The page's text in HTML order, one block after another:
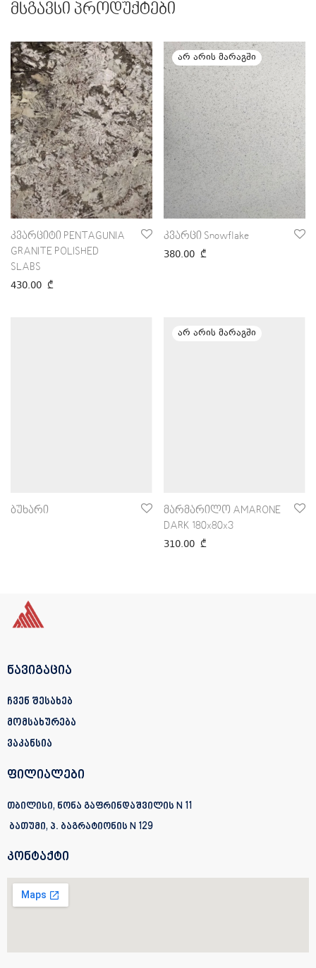
მსგავსი პროდუქტები
კვარციტი PENTAGUNIA
GRANITE POLISHED
SLABS
430.00 ₾
კვარცი Snowflake
380.00 ₾
ბუხარი
მარმარილო AMARONE
DARK 180x80x3
310.00 ₾
ნავიგაცია
ჩვენ შესახებ
მომსახურება
ვაკანსია
ფილიალები
თბილისი, ნონა გაფრინდაშვილის N 11
ბათუმი, პ. ბაგრატიონის N 129
კონტაქტი